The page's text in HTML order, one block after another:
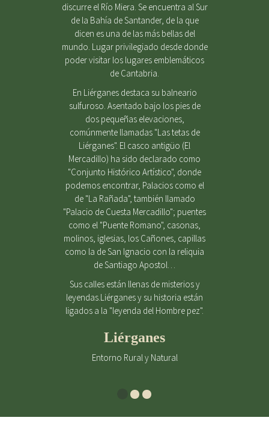
discurre el Río Miera. Se encuentra al Sur
de la Bahía de Santander, de la que
dicen es una de las más bellas del
mundo. Lugar privilegiado desde donde
poder visitar los lugares emblemáticos
de Cantabria.
En Liérganes destaca su balneario
sulfuroso. Asentado bajo los pies de
dos pequeñas elevaciones,
comúnmente llamadas "Las tetas de
Liérganes". El casco antigüo (El
Mercadillo) ha sido declarado como
"Conjunto Histórico Artístico", donde
podemos encontrar, Palacios como el
de "La Rañada", también llamado
"Palacio de Cuesta Mercadillo"; puentes
como el "Puente Romano", casonas,
molinos, iglesias, los Cañones, capillas
como la de San Ignacio con la reliquia
de Santiago Apostol…
Sus calles están llenas de misterios y
leyendas.Liérganes y su historia están
ligados a la "leyenda del Hombre pez".
Liérganes
Entorno Rural y Natural